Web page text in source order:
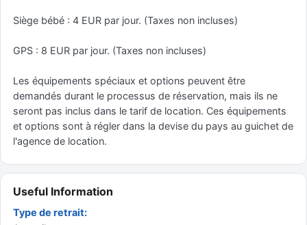
Siège bébé : 4 EUR par jour. (Taxes non incluses)
GPS : 8 EUR par jour. (Taxes non incluses)
Les équipements spéciaux et options peuvent être
demandés durant le processus de réservation, mais ils ne
seront pas inclus dans le tarif de location. Ces équipements
et options sont à régler dans la devise du pays au guichet de
l'agence de location.
Useful Information
Type de retrait: